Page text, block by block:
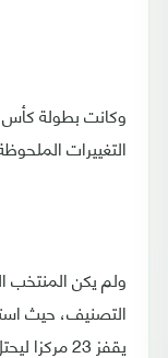
وكانت بطولة كأس
التغييرات
ولم يكن
التصنيف، حيث